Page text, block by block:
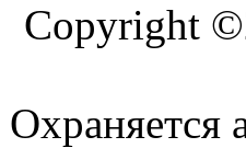
Copyright
Охраняется